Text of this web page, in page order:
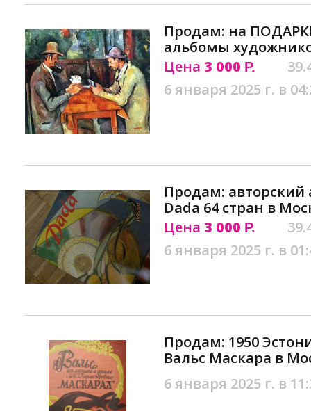
Продам: на
альбомы
Цена 3 000 Р.
6 января 2025 г. в
Продам:
Dada 64 стран в
Цена 3 000 Р.
6 января 2025 г. в
Продам: 1950
Вальс Маскара в
6 января 2025 г. в